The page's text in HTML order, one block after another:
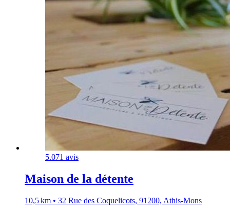
5.071 avis
Maison de la détente
10,5 km • 32 Rue des Coquelicots, 91200, Athis-Mons